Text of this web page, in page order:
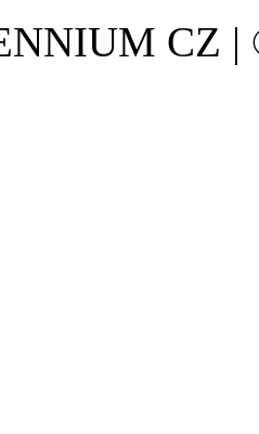
CZ |